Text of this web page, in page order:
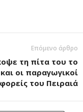
Επόμενο άρθρο
τη πίτα του το
οι παραγωγικοί
φορείς του Πειραιά